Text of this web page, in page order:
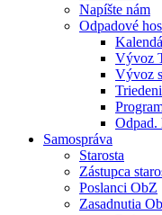
Napíšte nám
Odpadové
Vývoz
Vývoz
Odpad.
Samospráva
Starosta
Zástupca
Poslanci ObZ
Zasadnutia